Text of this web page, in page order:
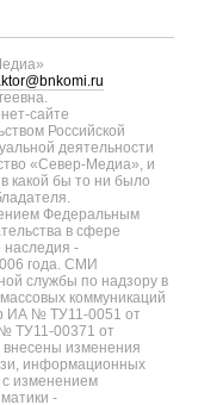
сайте
Российской
деятельности
«Север-Медиа», и
какой бы то ни было
Федеральным
в сфере
наследия -
года. СМИ
службы по надзору в
коммуникаций
ИА № ТУ11-0051 от
ТУ11-00371 от
изменения
информационных
с изменением
-